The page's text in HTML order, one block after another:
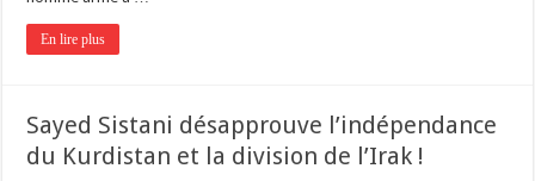
En lire plus
Sayed Sistani désapprouve l’indépendance
du Kurdistan et la division de l’Irak !